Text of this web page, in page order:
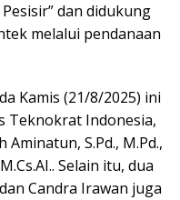
dan didukung
melalui pendanaan
Kamis (21/8/2025) ini
Teknokrat Indonesia,
Aminatun, S.Pd., M.Pd.,
Selain itu, dua
Candra Irawan juga